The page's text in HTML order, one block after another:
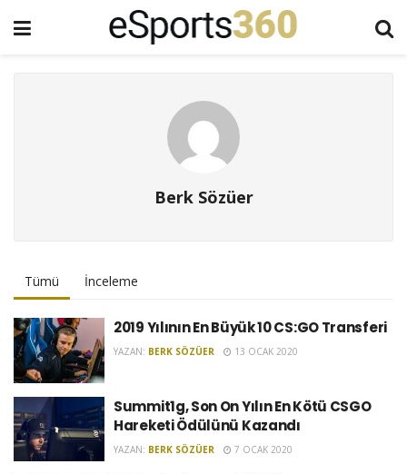
Berk Sözüer
Tümü İnceleme
2019 Yılının En Büyük 10 CS:GO Transferi
YAZAN: BERK SÖZÜER 13 OCAK 2020
Summit1g, Son On Yılın En Kötü CSGO
Hareketi Ödülünü Kazandı
YAZAN: BERK SÖZÜER 7 OCAK 2020